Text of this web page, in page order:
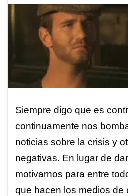
Siempre digo que es
continuamente nos
noticias sobre la crisis y
negativas. En lugar de
motivarnos para entre
que hacen los medios de